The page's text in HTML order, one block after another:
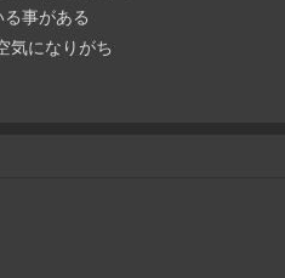
事がある
気になりがち